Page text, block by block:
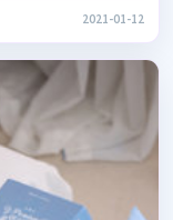
2021-01-12